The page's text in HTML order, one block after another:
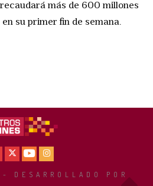
más de 600 millones
su primer fin de semana.
X YoutubeInstagram
DESARROLLADO POR